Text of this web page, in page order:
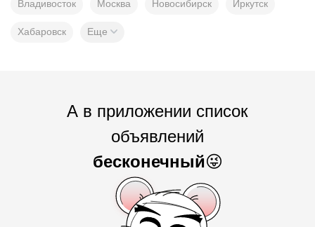
Владивосток Москва Новосибирск Иркутск
Хабаровск Еще
А в приложении список
объявлений
бесконечный😜